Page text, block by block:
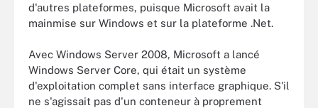
d'autres plateformes, puisque Microsoft avait la
mainmise sur Windows et sur la plateforme .Net.
Avec Windows Server 2008, Microsoft a lancé
Windows Server Core, qui était un système
d'exploitation complet sans interface graphique. S'il
ne s'agissait pas d'un conteneur à proprement